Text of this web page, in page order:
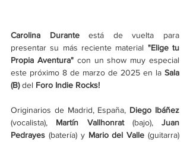
Carolina Durante está de vuelta para
presentar su más reciente material "Elige tu
Propia Aventura" con un show muy especial
este próximo 8 de marzo de 2025 en la Sala
(B) del Foro Indie Rocks!
Originarios de Madrid, España, Diego Ibáñez
(vocalista), Martín Vallhonrat (bajo), Juan
Pedrayes (batería) y Mario del Valle (guitarra)